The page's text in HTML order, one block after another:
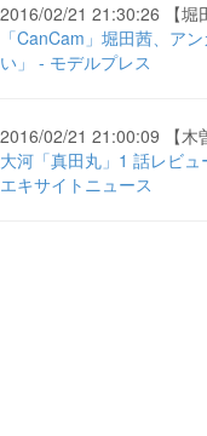
2016/02/21 21:30:26 【堀
「CanCam」堀田茜、ア
い」 - モデルプレス
2016/02/21 21:00:09 【木
大河「真田丸」1 話レビ
エキサイトニュース